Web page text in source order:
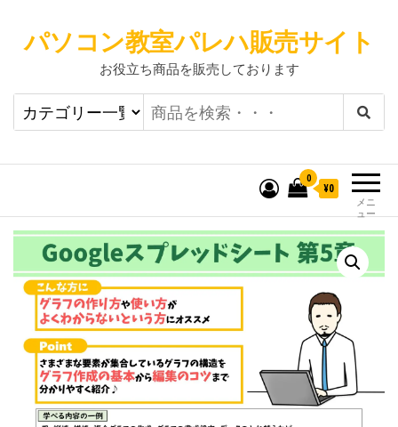
パソコン教室パレハ販売サイト
お役立ち商品を販売しております
メニ
ュー
0
¥0